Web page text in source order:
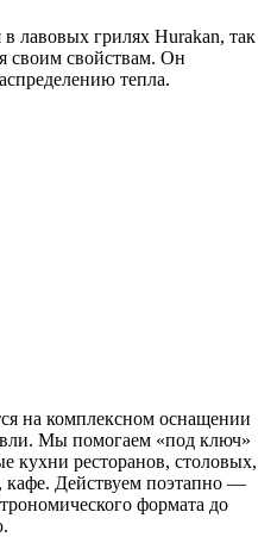
лавовых грилях Hurakan, так
своим свойствам. Он
тепла.
на комплексном оснащении
Мы помогаем «под ключ»
кухни ресторанов, столовых,
кафе. Действуем поэтапно —
формата до